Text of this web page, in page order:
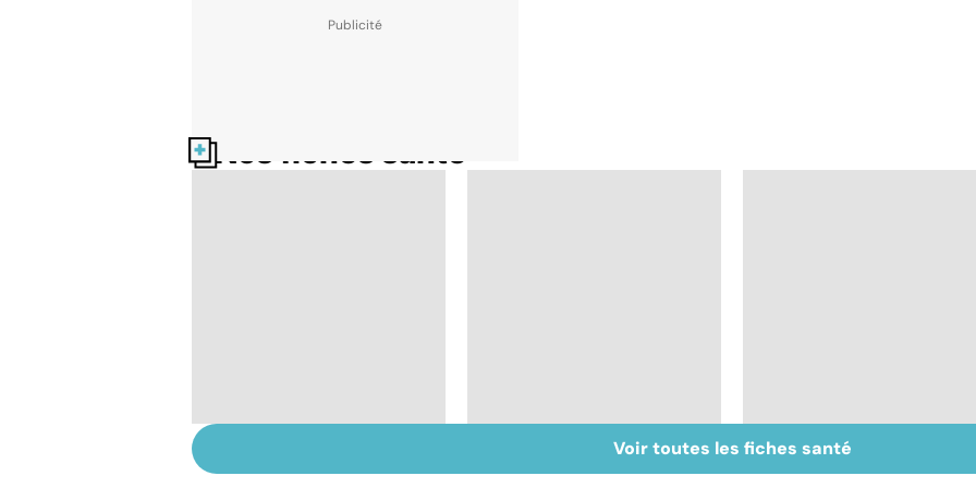
Nos fiches santé
des bosses sous la
La sciatique : un
symptôme
Comment tenir ses
bonnes résolutions
Voir toutes les fiches santé